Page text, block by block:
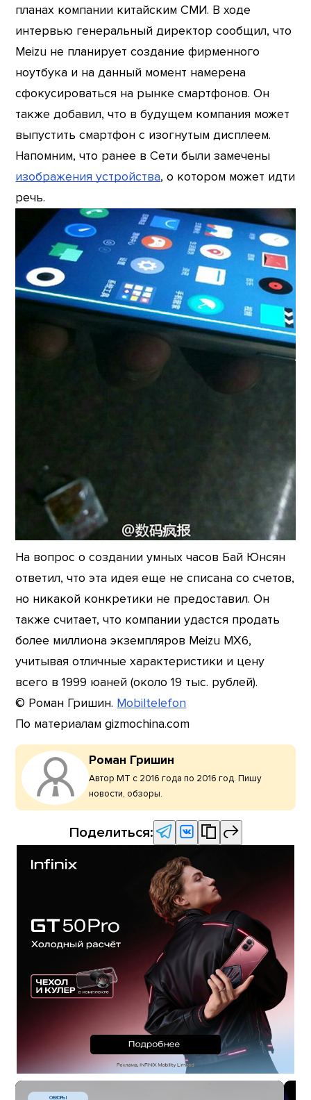
планах компании китайским СМИ. В ходе
интервью генеральный директор сообщил, что
Meizu не планирует создание фирменного
ноутбука и на данный момент намерена
сфокусироваться на рынке смартфонов. Он
также добавил, что в будущем компания может
выпустить смартфон с изогнутым дисплеем.
Напомним, что ранее в Сети были замечены
изображения устройства, о котором может идти
речь.
На вопрос о создании умных часов Бай Юнсян
ответил, что эта идея еще не списана со счетов,
но никакой конкретики не предоставил. Он
также считает, что компании удастся продать
более миллиона экземпляров Meizu MX6,
учитывая отличные характеристики и цену
всего в 1999 юаней (около 19 тыс. рублей).
© Роман Гришин. Mobiltelefon
По материалам gizmochina.com
Роман Гришин
Автор МТ с 2016 года по 2016 год. Пишу
новости, обзоры.
Поделиться:
ОБЗОРЫ